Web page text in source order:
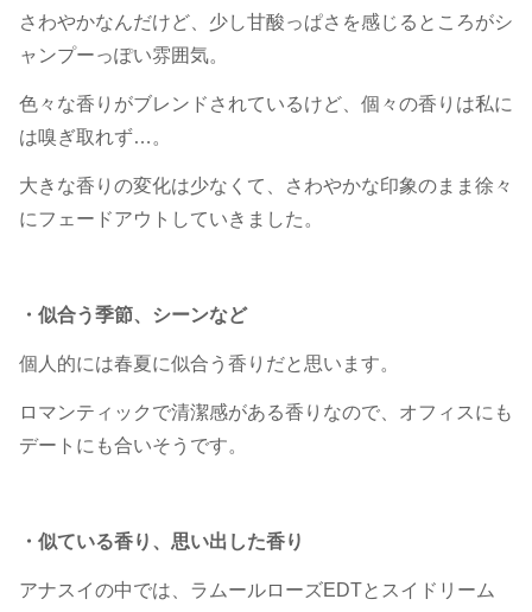
さわやかなんだけど、少し甘酸っぱさを感じるところがシ
ャンプーっぽい雰囲気。
色々な香りがブレンドされているけど、個々の香りは私に
は嗅ぎ取れず…。
大きな香りの変化は少なくて、さわやかな印象のまま徐々
にフェードアウトしていきました。
・似合う季節、シーンなど
個人的には春夏に似合う香りだと思います。
ロマンティックで清潔感がある香りなので、オフィスにも
デートにも合いそうです。
・似ている香り、思い出した香り
アナスイの中では、ラムールローズEDTとスイドリーム